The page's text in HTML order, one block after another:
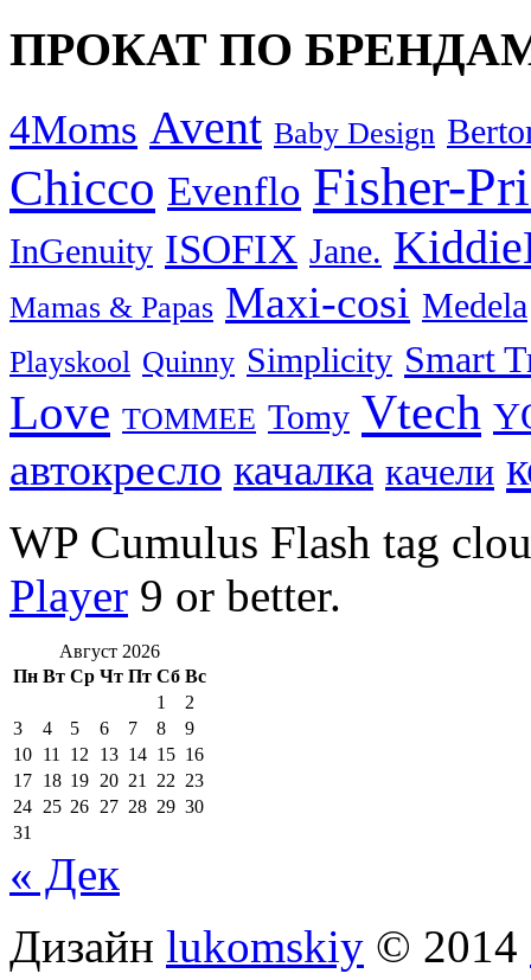
ПРОКАТ ПО
4Moms Avent Baby Design
Chicco Evenflo Fisher-
InGenuity ISOFIX Jane.
Mamas & Papas Maxi-cosi Medela
Playskool Quinny Simplicity Smart
Love TOMMEE Tomy Vtech
автокресло качалка качели
WP Cumulus Flash tag
Player 9 or better.
Август 2026
Пн Вт Ср Чт Пт Сб Вс
1
2
3
4 5 6 7 8
9
10 11 12 13 14 15 16
17 18 19 20 21 22 23
24 25 26 27 28 29 30
31
« Дек
Дизайн lukomskiy © 2014